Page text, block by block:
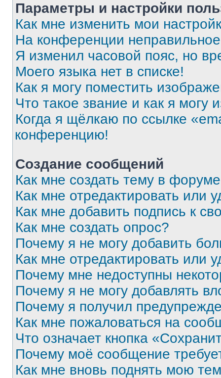
Параметры и настройки
Как мне изменить мои
На конференции
Я изменил часовой пояс, но
Моего языка нет в списке!
Как я могу поместить
Что такое звание и как я могу
Когда я щёлкаю по ссылке
конференцию!
Создание сообщений
Как мне создать тему в
Как мне отредактировать или
Как мне добавить подпись к
Как мне создать опрос?
Почему я не могу добавить
Как мне отредактировать или
Почему мне недоступны
Почему я не могу добавлять
Почему я получил
Как мне пожаловаться на
Что означает кнопка
Почему моё сообщение
Как мне вновь поднять мою